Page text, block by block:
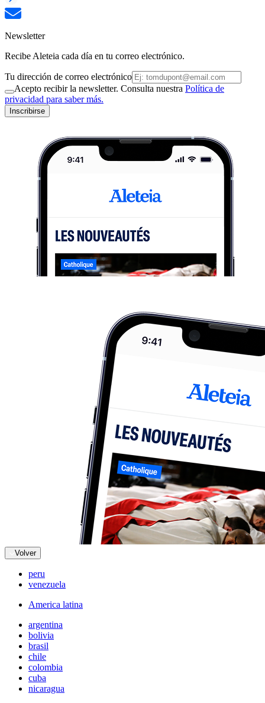
Newsletter
Recibe Aleteia cada día en tu correo electrónico.
Tu dirección de correo electrónico
Acepto recibir la newsletter. Consulta nuestra Política de
privacidad para saber más.
Inscribirse
Volver
peru
venezuela
America latina
argentina
bolivia
brasil
chile
colombia
cuba
nicaragua